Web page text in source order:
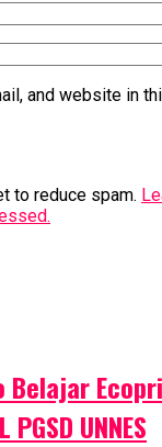
and website in
to reduce spam.
Belajar
UNNES